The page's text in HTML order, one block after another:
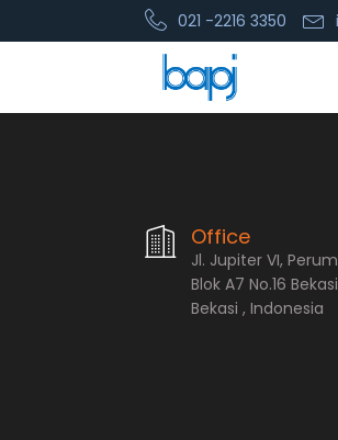
021 -2216 3350
PT.
Office
Jl. Jupiter VI,
Blok A7 No.16
Bekasi , Indonesia